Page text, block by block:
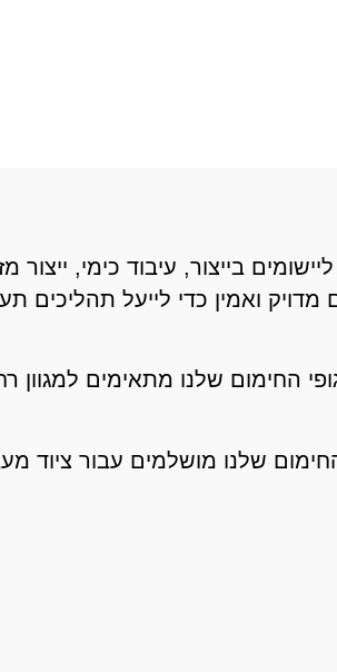
בייצור, עיבוד כימי, ייצור
ואמין כדי לייעל תהליכים
החימום שלנו מתאימים למגוון
שלנו מושלמים עבור ציוד